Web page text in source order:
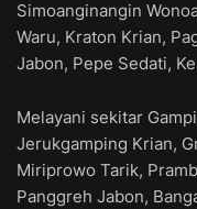
Simoanginangin
Waru, Kraton Krian,
Jabon, Pepe Sedati,
Melayani sekitar
Jerukgamping Krian,
Miriprowo Tarik,
Panggreh Jabon,